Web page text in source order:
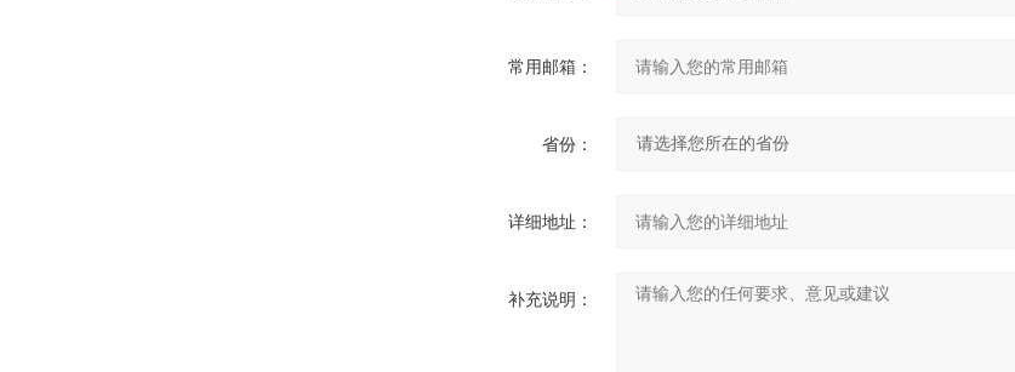
常用邮箱：
省份：
详细地址：
补充说明：